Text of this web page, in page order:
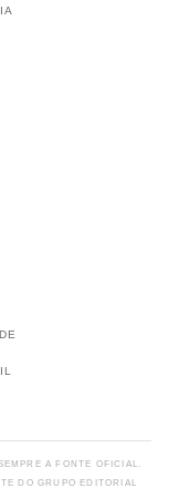
A FONTE OFICIAL.
DO GRUPO EDITORIAL